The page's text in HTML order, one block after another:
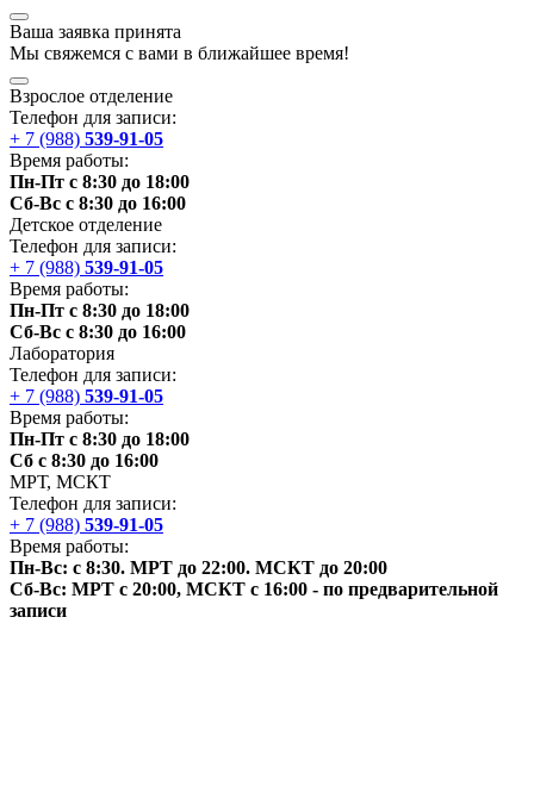
Ваша заявка принята
Мы свяжемся с вами в ближайшее время!
Взрослое отделение
Телефон для записи:
+ 7 (988) 539-91-05
Время работы:
Пн-Пт с 8:30 до 18:00
Сб-Вс с 8:30 до 16:00
Детское отделение
Телефон для записи:
+ 7 (988) 539-91-05
Время работы:
Пн-Пт с 8:30 до 18:00
Сб-Вс с 8:30 до 16:00
Лаборатория
Телефон для записи:
+ 7 (988) 539-91-05
Время работы:
Пн-Пт с 8:30 до 18:00
Сб с 8:30 до 16:00
МРТ, МСКТ
Телефон для записи:
+ 7 (988) 539-91-05
Время работы:
Пн-Вс: с 8:30. МРТ до 22:00. МСКТ до 20:00
Сб-Вс: МРТ с 20:00, МСКТ с 16:00 - по предварительной
записи